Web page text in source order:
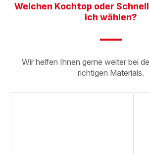
Welchen Kochtop oder
ich wählen?
Wir helfen Ihnen gerne weiter bei
richtigen Materials.